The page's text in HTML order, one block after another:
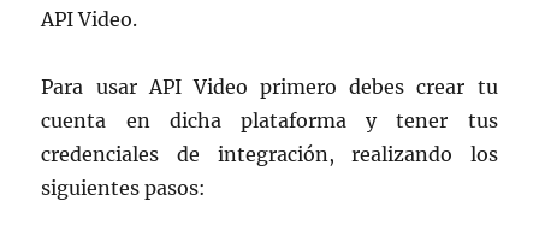
API Video.
Para usar API Video primero debes crear tu
cuenta en dicha plataforma y tener tus
credenciales de integración, realizando los
siguientes pasos: